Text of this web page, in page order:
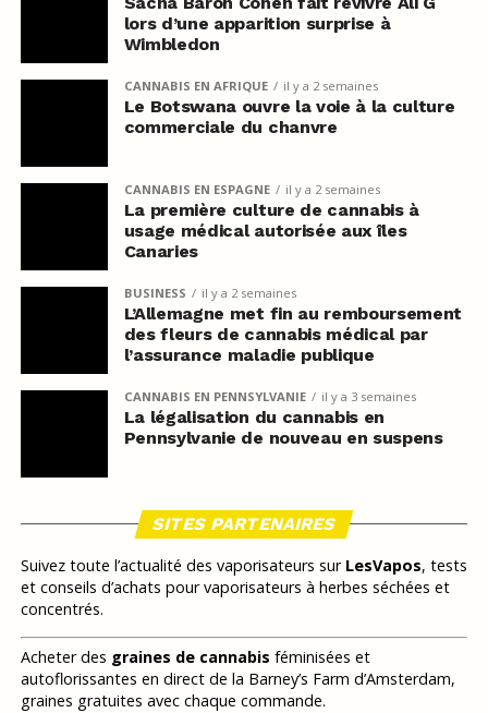
lors d’une apparition surprise à
Wimbledon
CANNABIS EN AFRIQUE il y a 2 semaines
Le Botswana ouvre la voie à la culture
commerciale du chanvre
CANNABIS EN ESPAGNE il y a 2 semaines
La première culture de cannabis à
usage médical autorisée aux îles
Canaries
BUSINESS il y a 2 semaines
L’Allemagne met fin au remboursement
des fleurs de cannabis médical par
l’assurance maladie publique
CANNABIS EN PENNSYLVANIE il y a 3 semaines
La légalisation du cannabis en
Pennsylvanie de nouveau en suspens
SITES PARTENAIRES
Suivez toute l’actualité des vaporisateurs sur LesVapos, tests
et conseils d’achats pour vaporisateurs à herbes séchées et
concentrés.
Acheter des graines de cannabis féminisées et
autoflorissantes en direct de la Barney’s Farm d’Amsterdam,
graines gratuites avec chaque commande.